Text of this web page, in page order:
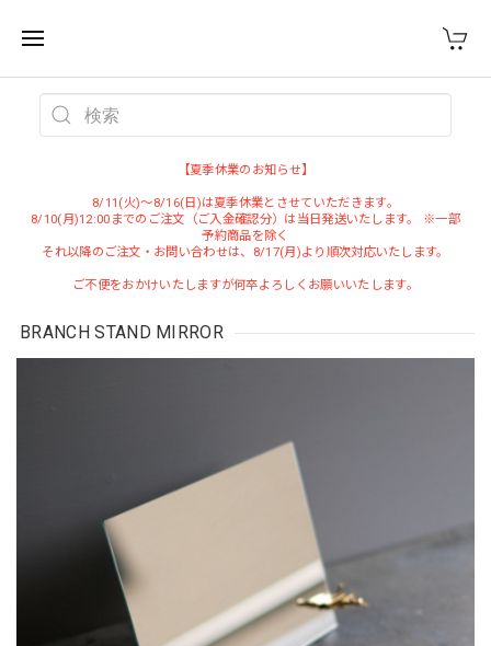
【夏季休業のお知らせ】
8/11(火)～8/16(日)は夏季休業とさせていただきます。
8/10(月)12:00までのご注文（ご入金確認分）は当日発送いたします。 ※一部
予約商品を除く
それ以降のご注文・お問い合わせは、8/17(月)より順次対応いたします。
ご不便をおかけいたしますが何卒よろしくお願いいたします。
BRANCH STAND MIRROR